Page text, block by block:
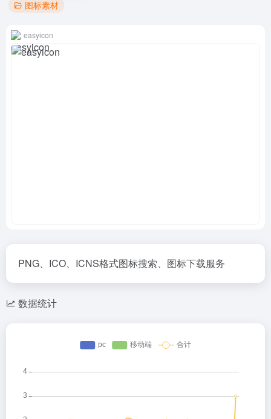
图标素材
easyicon
PNG、ICO、ICNS格式图标搜索、图标下载服务
数据统计